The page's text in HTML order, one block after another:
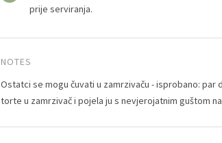
prije serviranja.
NOTES
Ostatci se mogu čuvati u zamrzivaču - isprobano:
torte u zamrzivač i pojela ju s nevjerojatnim guštom